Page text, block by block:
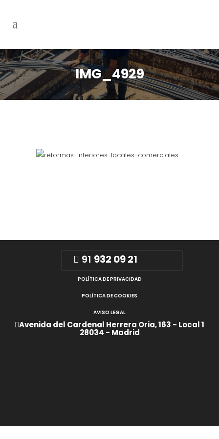
IMG_4929
91 932 09 21
POLÍTICA DE PRIVACIDAD
POLÍTICA DE COOKIES
AVISO LEGAL
Avenida del Cardenal Herrera Oria, 163 - Local 1
28034 - Madrid